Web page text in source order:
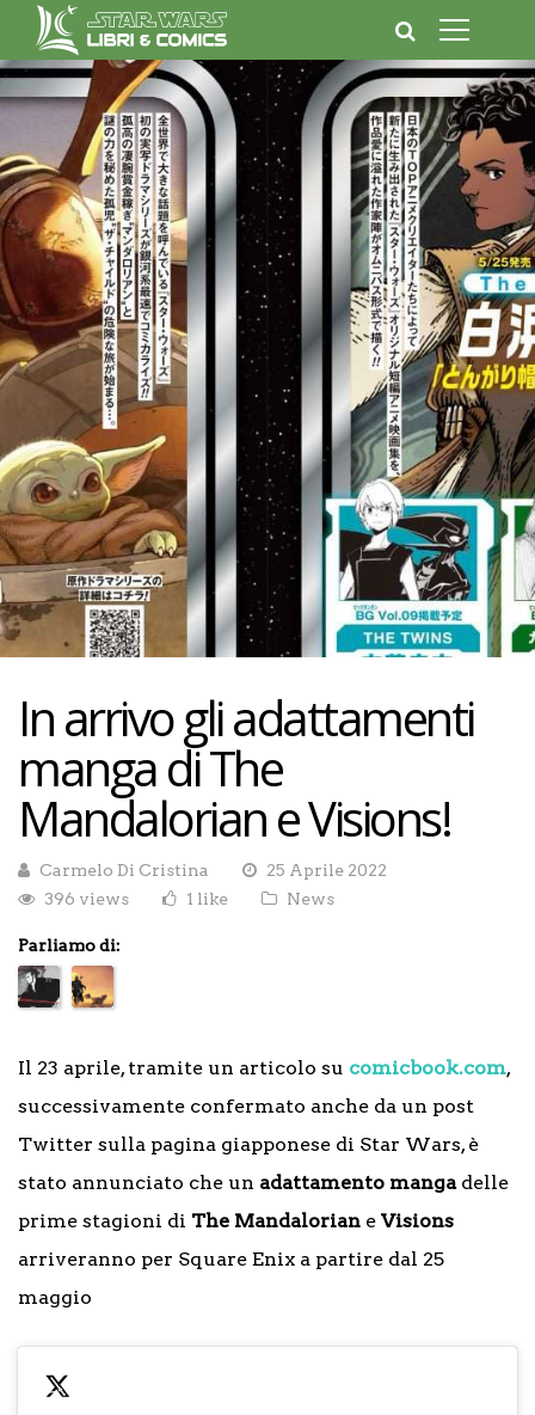
In arrivo gli adattamenti
manga di The
Mandalorian e Visions!
Carmelo Di Cristina
25 Aprile 2022
396 views
1 like News
Parliamo di:
Il 23 aprile, tramite un articolo su comicbook.com,
successivamente confermato anche da un post
Twitter sulla pagina giapponese di Star Wars, è
stato annunciato che un adattamento mangadelle
prime stagioni di The Mandalorian e Visions
arriveranno per Square Enix a partire dal 25
maggio
25
『ス
ー・
ズ:
記